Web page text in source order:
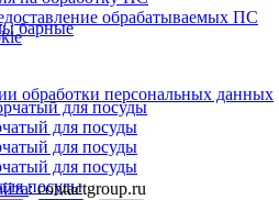
барные
для посуды
для посуды
для посуды
для посуды
посуды
обрабатываемых ПС
обработки персональных данных
: contactgroup.ru